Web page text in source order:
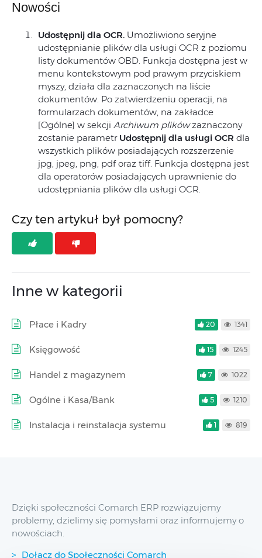
Nowości
Udostępnij dla OCR. Umożliwiono seryjne
udostępnianie plików dla usługi OCR z poziomu
listy dokumentów OBD. Funkcja dostępna jest w
menu kontekstowym pod prawym przyciskiem
myszy, działa dla zaznaczonych na liście
dokumentów. Po zatwierdzeniu operacji, na
formularzach dokumentów, na zakładce
[Ogólne] w sekcji Archiwum plikówzaznaczony
zostanie parametr Udostępnij dla usługi OCR dla
wszystkich plików posiadających rozszerzenie
jpg, jpeg, png, pdf oraz tiff. Funkcja dostępna jest
dla operatorów posiadających uprawnienie do
udostępniania plików dla usługi OCR.
Czy ten artykuł był pomocny?
Inne w kategorii
Płace i Kadry 20 1341
Księgowość 15 1245
Handel z magazynem 7 1022
Ogólne i Kasa/Bank 5 1210
Instalacja i reinstalacja systemu 1 819
Dzięki społeczności Comarch ERP rozwiązujemy
problemy, dzielimy się pomysłami oraz informujemy o
nowościach.
Dołącz do Społeczności Comarch